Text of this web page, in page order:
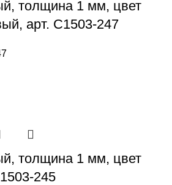
толщина 1 мм, цвет
арт. С1503-247
толщина 1 мм, цвет
245